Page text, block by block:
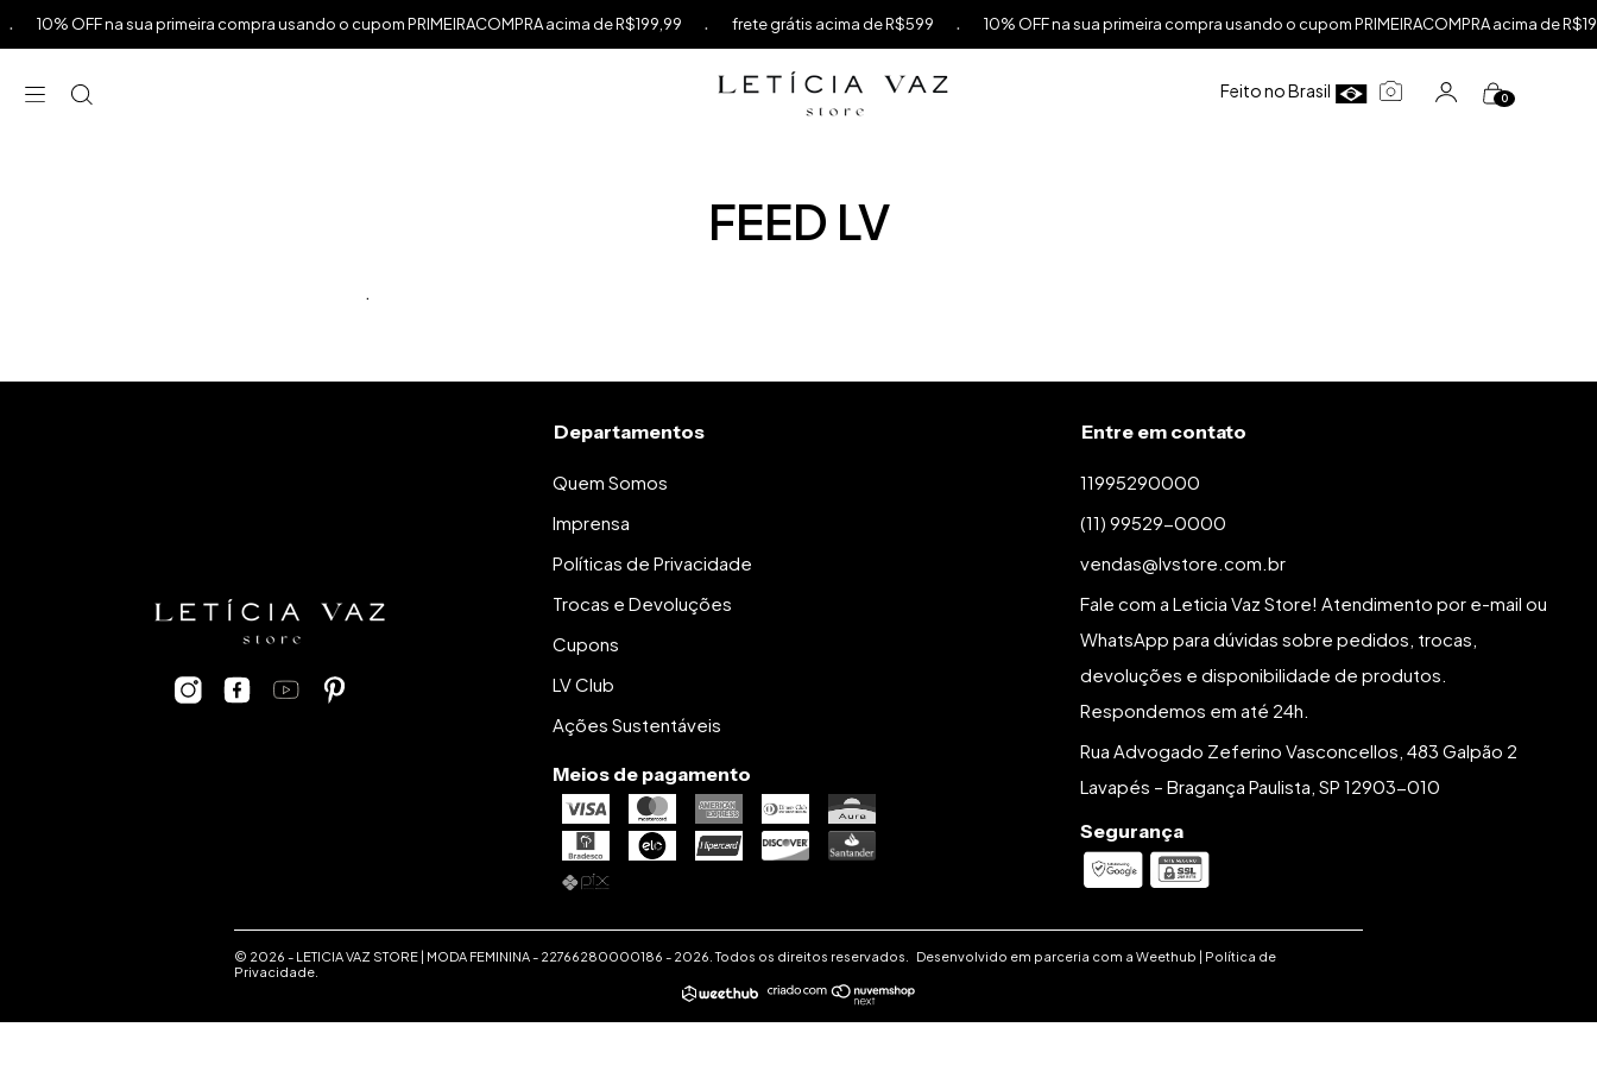
10% OFF na sua primeira compra usando o cupom PRIMEIRACOMPRA acima de R$199,99 . frete grátis acima de R$599 . 10% OFF na sua primeira compra usando o cupom PRIMEIRACOMPRA acima de
Feito no Brasil 0
FEED LV
.
Departamentos
Quem Somos
Imprensa
Políticas de Privacidade
Trocas e Devoluções
Cupons
LV Club
Ações Sustentáveis
Meios de pagamento
Entre em contato
11995290000
(11) 99529-0000
vendas@lvstore.com.br
Fale com a Leticia Vaz Store! Atendimento por e-mail ou
WhatsApp para dúvidas sobre pedidos, trocas,
devoluções e disponibilidade de produtos.
Respondemos em até 24h.
Rua Advogado Zeferino Vasconcellos, 483 Galpão 2
Lavapés – Bragança Paulista, SP 12903-010
Segurança
© 2026 - LETICIA VAZ STORE | MODA FEMININA- 22766280000186 - 2026. Todos os direitos reservados. Desenvolvido em parceria com a Weethub | Política de
Privacidade